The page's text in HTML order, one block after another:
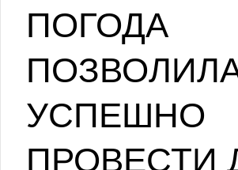
ПОГОДА
УСПЕШНО
ПРОВЕСТИ